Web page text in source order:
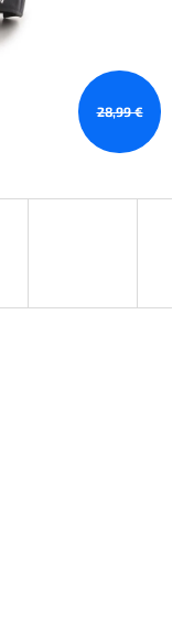
28,99 €